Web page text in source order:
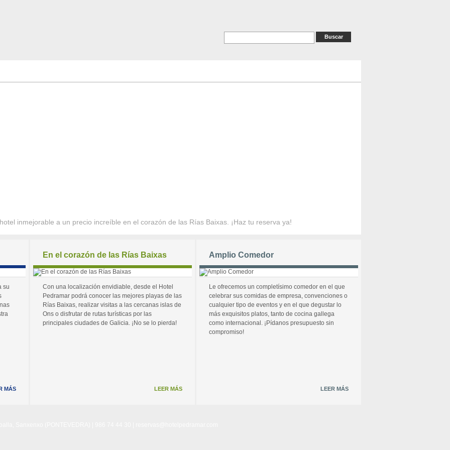
inmejorable a un precio increíble en el corazón de las Rías Baixas. ¡Haz tu reserva ya!
su
MÁS
En el corazón de las Rías Baixas
Con una localización envidiable, desde el Hotel
Pedramar podrá conocer las mejores playas de las
Rías Baixas, realizar visitas a las cercanas islas de
Ons o disfrutar de rutas turísticas por las
principales ciudades de Galicia. ¡No se lo pierda!
LEER MÁS
Amplio Comedor
Le ofrecemos un completísimo comedor en el que
celebrar sus comidas de empresa, convenciones o
cualquier tipo de eventos y en el que degustar lo
más exquisitos platos, tanto de cocina gallega
como internacional. ¡Pídanos presupuesto sin
compromiso!
LEER MÁS